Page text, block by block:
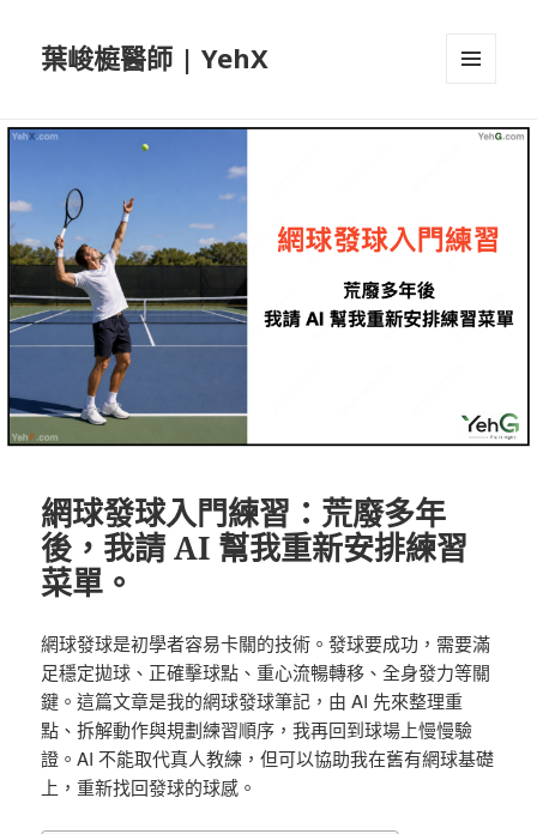
葉峻榳醫師 | YehX
網球發球入門練習：荒廢多年
後，我請 AI 幫我重新安排練習
菜單。
網球發球是初學者容易卡關的技術。發球要成功，需要滿
足穩定拋球、正確擊球點、重心流暢轉移、全身發力等關
鍵。這篇文章是我的網球發球筆記， 由 AI 先來整理重
點、拆解動作與規劃練習順序，我再回到球場上慢慢驗
證。AI 不能取代真人教練，但可以協助我在舊有網球基礎
上，重新找回發球的球感。